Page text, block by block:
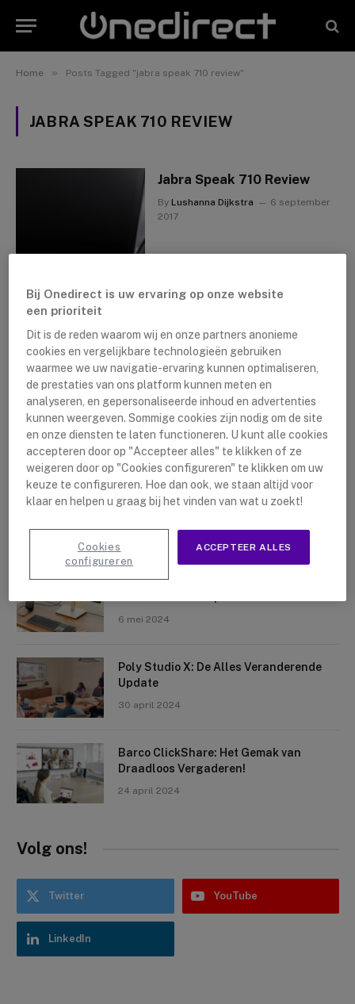
Home » Posts Tagged "jabra speak 710 review"
JABRA SPEAK 710 REVIEW
Jabra Speak 710 Review
By Lushanna Dijkstra
6 september
2017
Nieuwste artikelen
Logitech Sight: De Tafelcamera Voor
Crosscall X-Space: Transformeer Je
6 mei 2024
Poly Studio X: De Alles Veranderende
Update
30 april 2024
Barco ClickShare: Het Gemak van
Draadloos Vergaderen!
24 april 2024
Volg ons!
Twitter YouTube
LinkedIn
Bij Onedirect is uw ervaring op onze website
een prioriteit
Dit is de reden waarom wij en onze partners anonieme
cookies en vergelijkbare technologieën gebruiken
waarmee we uw navigatie-ervaring kunnen optimaliseren,
de prestaties van ons platform kunnen meten en
analyseren, en gepersonaliseerde inhoud en advertenties
kunnen weergeven. Sommige cookies zijn nodig om de site
en onze diensten te laten functioneren. U kunt alle cookies
accepteren door op "Accepteer alles" te klikken of ze
weigeren door op "Cookies configureren" te klikken om uw
keuze te configureren. Hoe dan ook, we staan altijd voor
klaar en helpen u graag bij het vinden van wat u zoekt!
ACCEPTEER ALLES
Cookies
configureren